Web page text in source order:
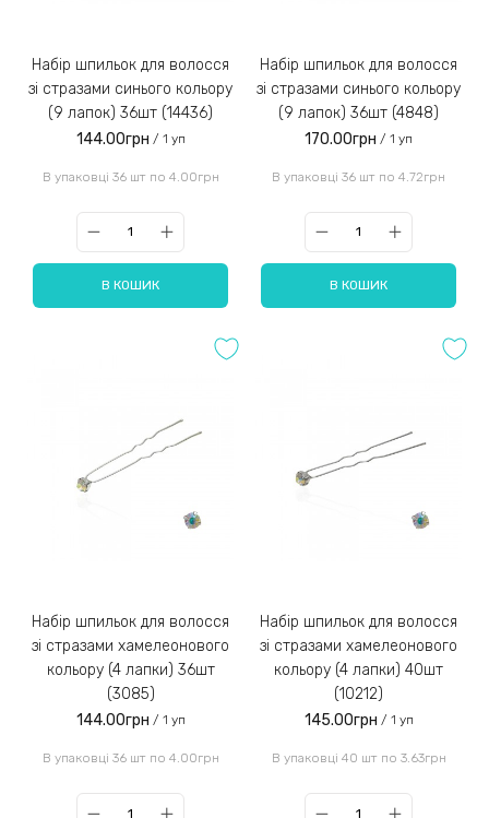
Набір шпильок для волосся
зі стразами синього кольору
(9 лапок) 36шт (14436)
144.00грн / 1 уп
В упаковці 36 шт по 4.00грн
В КОШИК
Набір шпильок для волосся
зі стразами синього кольору
(9 лапок) 36шт (4848)
170.00грн / 1 уп
В упаковці 36 шт по 4.72грн
В КОШИК
Набір шпильок для волосся
зі стразами хамелеонового
кольору (4 лапки) 36шт
(3085)
144.00грн / 1 уп
В упаковці 36 шт по 4.00грн
Набір шпильок для волосся
зі стразами хамелеонового
кольору (4 лапки) 40шт
(10212)
145.00грн / 1 уп
В упаковці 40 шт по 3.63грн